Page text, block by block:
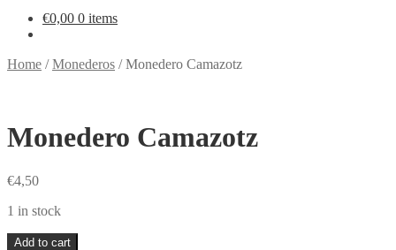
€0,00 0 items
Home /Monederos /Monedero Camazotz
Monedero Camazotz
€4,50
1 in stock
Add to cart